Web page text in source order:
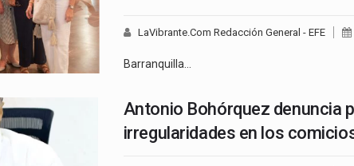
LaVibrante.Com Redacción General - EFE
Barranquilla…
Antonio Bohórquez denuncia
irregularidades en los